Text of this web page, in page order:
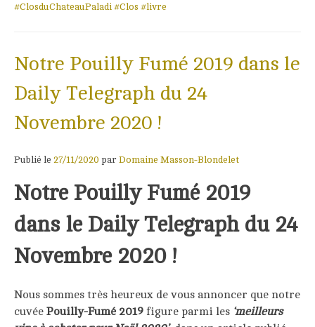
#ClosduChateauPaladi #Clos #livre
Notre Pouilly Fumé 2019 dans le
Daily Telegraph du 24
Novembre 2020 !
Publié le 27/11/2020 par Domaine Masson-Blondelet
Notre Pouilly Fumé 2019
dans le Daily Telegraph du 24
Novembre 2020 !
Nous sommes très heureux de vous annoncer que notre
cuvée Pouilly-Fumé 2019 figure parmi les ‘meilleurs